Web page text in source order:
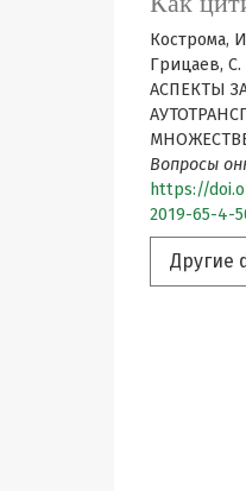
Кострома,
Грицаев,
АСПЕКТЫ
Вопросы
https://
2019-65-4-
Другие